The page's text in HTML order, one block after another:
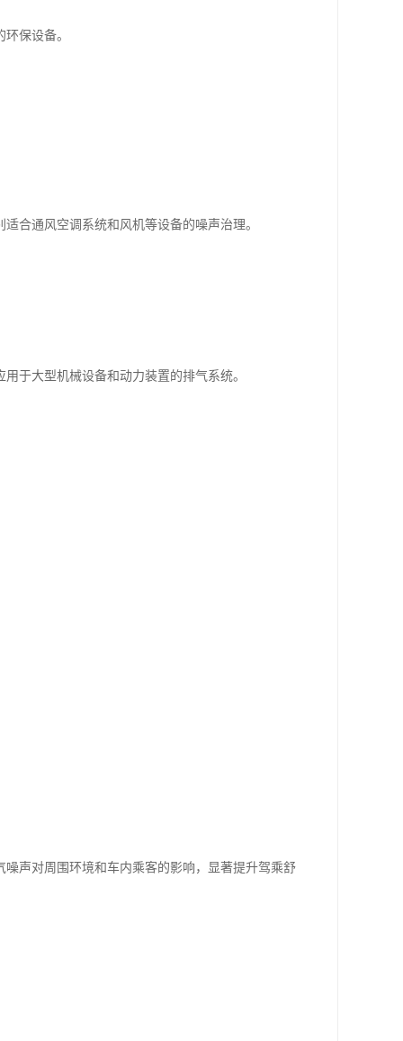
保设备。
合通风空调系统和风机等设备的噪声治理。
于大型机械设备和动力装置的排气系统。
声对周围环境和车内乘客的影响，显著提升驾乘舒